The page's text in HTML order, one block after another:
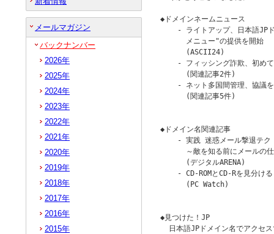
◆ドメインネームニュース
- ライトアップ、日本語JP
      メニュー"の提供を開始
      (ASCII24)
- フィッシング詐欺、初め
      (関連記事2件)
- ネット多国間管理、協議
      (関連記事5件)
◆ドメイン名関連記事
- 実践 迷惑メール撃退テク
～敵を知る前にメールの
      (デジタルARENA)
- CD-ROMとCD-Rを見分ける
      (PC Watch)
◆見つけた！JP
日本語JPドメイン名でアクセ
メールマガジン
バックナンバー
2026年
2025年
2024年
2023年
2022年
2021年
2020年
2019年
2018年
2017年
2016年
2015年